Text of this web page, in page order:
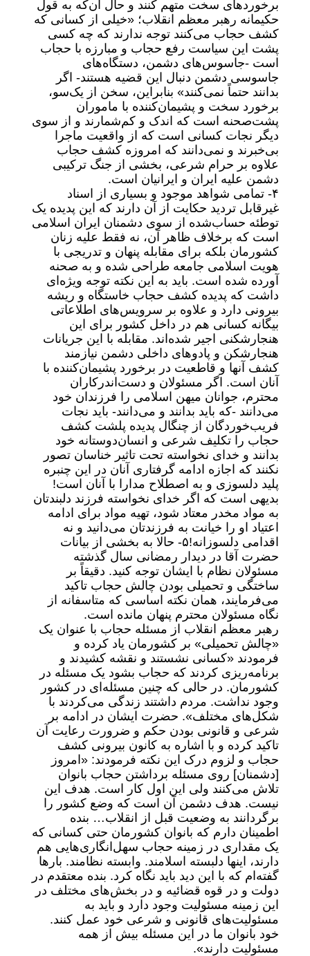
برخوردهای سخت متهم کنند و حال آن‌که به قول
حکیمانه رهبر معظم انقلاب؛ «‌خیلی از کسانی که
کشف حجاب می‌کنند توجه ندارند که چه کسی
پشت این سیاست رفع حجاب و مبارزه با حجاب
است -‌جاسوس‌های دشمن، دستگاه‌های
جاسوسی دشمن دنبال این قضیه هستند- اگر
بدانند حتماً نمی‌کنند‌» بنابراین، سخن از یک‌سو،
برخورد سخت و پشیمان‌کننده با ماموران
پشت‌صحنه است که ‌اندک و کم‌شمارند و از سوی
دیگر نجات کسانی است که از واقعیت ماجرا
بی‌خبرند و نمی‌دانند که امروزه کشف حجاب
علاوه ‌بر حرام شرعی، بخشی از جنگ ترکیبی
دشمن علیه ایران و ایرانیان است.
۴- تمامی شواهد موجود و بسیاری از اسناد
غیر‌قابل تردید حکایت از آن دارند که این پدیده یک
توطئه حساب‌شده از سوی دشمنان ایران اسلامی
است که برخلاف ظاهر آن، نه فقط علیه زنان
کشورمان بلکه برای مقابله پنهان و تدریجی با
هویت اسلامی جامعه طراحی شده و به صحنه
آورده شده است‌. باید به این نکته توجه ویژه‌ای
داشت که پدیده کشف حجاب خاستگاه و ریشه
بیرونی دارد و علاوه ‌بر سرویس‌های اطلاعاتی
بیگانه کسانی هم در داخل کشور برای این
هنجار‌شکنی اجیر شده‌اند. مقابله با این جریانات
هنجار‌شکن و پادوهای داخلی دشمن نیازمند
کشف آنها و قاطعیت در برخورد پشیمان‌کننده با
آنان است. اگر مسئولان و دست‌اندرکاران
محترم، جوانان میهن اسلامی را فرزندان خود
می‌دانند -که باید بدانند و می‌دانند- باید نجات
فریب‌خوردگان از چنگال پدیده پلشت کشف
حجاب را تکلیف شرعی و انسان‌دوستانه خود
بدانند و خدای نخواسته تحت تاثیر خناسان تصور
نکنند که اجازه ادامه گرفتاری آنان در این چنبره
پلید دلسوزی و به اصطلاح مدارا با آنان است!
بدیهی است که اگر خدای نخواسته فرزند دلبندتان
به مواد مخدر معتاد شود، تهیه مواد برای ادامه
اعتیاد او را خیانت به فرزندتان می‌دانید و نه
اقدامی دلسوزانه! ۵- حالا به بخشی از بیانات
حضرت آقا در دیدار رمضانی سال گذشته
مسئولان نظام با ایشان توجه کنید. دقیقاً بر
ساختگی و تحمیلی بودن چالش حجاب تاکید
می‌فرمایند، همان نکته اساسی که متاسفانه از
نگاه مسئولان محترم پنهان مانده است.
رهبر معظم انقلاب از مسئله حجاب با عنوان یک
«چالش تحمیلی‌» بر کشورمان یاد کرده و
فرمودند «‌کسانی نشستند و نقشه کشیدند و
برنامه‌ریزی کردند که حجاب بشود یک مسئله در
کشورمان. در حالی که چنین مسئله‌ای در کشور
وجود نداشت. مردم داشتند زندگی می‌کردند با
شکل‌های مختلف». حضرت ایشان در ادامه بر
شرعی و قانونی بودن حکم و ضرورت رعایت آن
تاکید کرده و با اشاره به کانون بیرونی کشف
حجاب و لزوم درک این نکته فرمودند: «‌امروز
[‌دشمنان] روی مسئله برداشتن حجاب بانوان
تلاش می‌کنند ولی این اول کار است. هدف این
نیست. هدف دشمن آن است که وضع کشور را
برگردانند به وضعیت قبل از انقلاب‌… بنده
اطمینان دارم که بانوان کشورمان حتی کسانی که
یک مقداری در زمینه حجاب سهل‌انگاری‌هایی هم
دارند، اینها دلبسته اسلامند. وابسته نظامند. بارها
گفته‌ام که با این دید باید نگاه کرد. بنده معتقدم در
دولت و در قوه قضائیه و در بخش‌های مختلف در
این زمینه مسئولیت وجود دارد و باید به
مسئولیت‌های قانونی و شرعی خود عمل کنند.
خود بانوان ما در این مسئله بیش از همه
مسئولیت دارند‌».